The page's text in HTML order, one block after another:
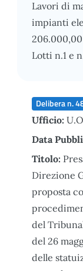
Lavori di
impianti
Lotti n.1 e
Delibera n.
Ufficio:
Data
Titolo:
Direzione
proposta
del
del 26
delle